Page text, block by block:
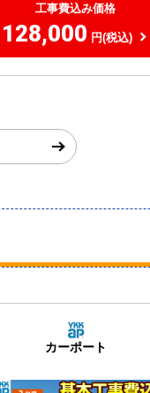
工事費込み価格
128,000 円(税込)
カーポート